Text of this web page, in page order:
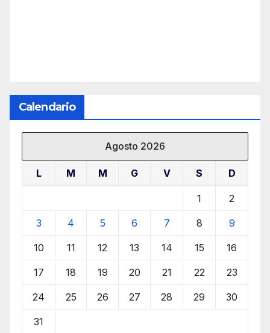
Calendario
Agosto 2026
L M M G V S D
1 2
3 4 5 6 7 8 9
10 11 12 13 14 15 16
17 18 19 20 21 22 23
24 25 26 27 28 29 30
31